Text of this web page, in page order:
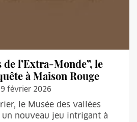
l’Extra-Monde”, le
à Maison Rouge
février 2026
le Musée des vallées
nouveau jeu intrigant à